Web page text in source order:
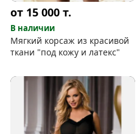
от 15 000т.
В наличии
Мягкий корсаж из красивой
ткани "под кожу и латекс"